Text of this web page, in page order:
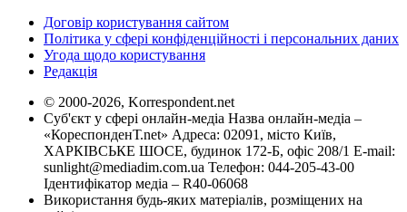
Договір користування сайтом
Політика у сфері конфіденційності і персональних даних
Угода щодо користування
Редакція
© 2000-2026, Korrespondent.net
Суб'єкт у сфері онлайн-медіа Назва онлайн-медіа –
«КореспонденТ.net» Адреса: 02091, місто Київ,
ХАРКІВСЬКЕ ШОСЕ, будинок 172-Б, офіс 208/1 E-mail:
sunlight@mediadim.com.ua Телефон: 044-205-43-00
Ідентифікатор медіа – R40-06068
Використання будь-яких матеріалів, розміщених на